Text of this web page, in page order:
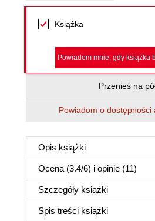
Książka
Powiadom mnie, gdy książka
Przenieś na
Powiadom o dostępności
Opis książki
Ocena (3.4/6) i opinie (11)
Szczegóły książki
Spis treści książki